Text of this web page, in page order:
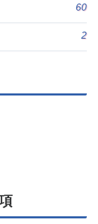
60
2